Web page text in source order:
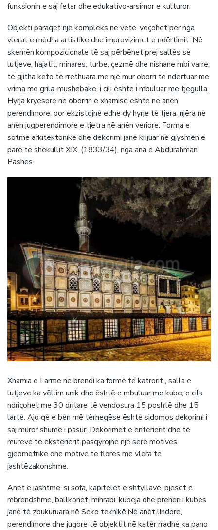
funksionin e saj fetar dhe edukativo-arsimor e kulturor.
Objekti paraqet një kompleks në vete, veçohet për nga
vlerat e mëdha artistike dhe improvizimet e ndërtimit. Në
skemën kompozicionale të saj përbëhet prej sallës së
lutjeve, hajatit, minares, turbe, çezmë dhe nishane mbi varre,
të gjitha këto të rrethuara me një mur oborri të ndërtuar me
vrima me grila-mushebake, i cili është i mbuluar me tjegulla.
Hyrja kryesore në oborrin e xhamisë është në anën
perendimore, por ekzistojnë edhe dy hyrje të tjera, njëra në
anën jugperendimore e tjetra në anën veriore. Forma e
sotme arkitektonike dhe dekorimi janë krijuar në gjysmën e
parë të shekullit XIX, (1833/34), nga ana e Abdurahman
Pashës.
Xhamia e Larme në brendi ka formë të katrorit , salla e
lutjeve ka vëllim unik dhe është e mbuluar me kube, e cila
ndriçohet me 30 dritare të vendosura 15 poshtë dhe 15
lartë. Ajo që e bën më tërheqëse është sidomos dekorimi i
saj muror shumë i pasur. Dekorimet e enterierit dhe të
mureve të eksterierit pasqyrojnë një sërë motives
gjeometrike dhe motive të florës me vlera të
jashtëzakonshme.
Anët e jashtme, si sofa, kapitelët e shtyllave, pjesët e
mbrendshme, ballkonet, mihrabi, kubeja dhe prehëri i kubes
janë të zbukuruara në Seko teknikë.Në anët lindore,
perendimore dhe jugore të objektit në katër rradhë ka pano